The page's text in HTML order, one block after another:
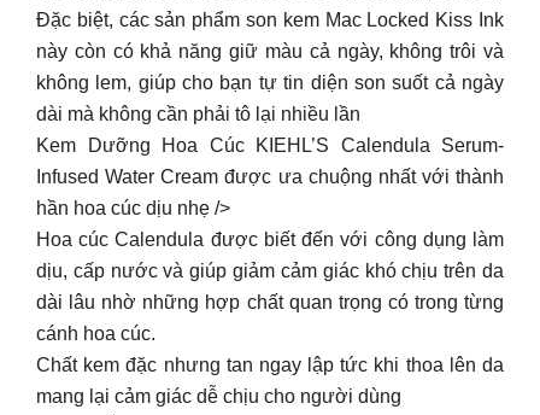
Đặc biệt, các sản phẩm son kem Mac Locked Kiss Ink
này còn có khả năng giữ màu cả ngày, không trôi và
không lem, giúp cho bạn tự tin diện son suốt cả ngày
dài mà không cần phải tô lại nhiều lần
Kem Dưỡng Hoa Cúc KIEHL’S Calendula Serum-
Infused Water Cream được ưa chuộng nhất với thành
hần hoa cúc dịu nhẹ />
Hoa cúc Calendula được biết đến với công dụng làm
dịu, cấp nước và giúp giảm cảm giác khó chịu trên da
dài lâu nhờ những hợp chất quan trọng có trong từng
cánh hoa cúc.
Chất kem đặc nhưng tan ngay lập tức khi thoa lên da
mang lại cảm giác dễ chịu cho người dùng